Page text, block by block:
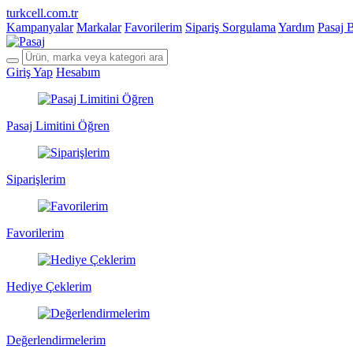
turkcell.com.tr
Kampanyalar Markalar Favorilerim Sipariş Sorgulama Yardım Pasaj
Giriş Yap Hesabım
Pasaj Limitini Öğren
Siparişlerim
Favorilerim
Hediye Çeklerim
Değerlendirmelerim